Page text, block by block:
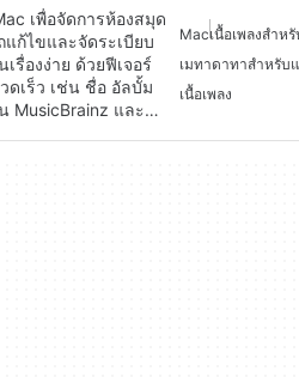
เพื่อจัดการห้องสมุด
ก้ไขและจัดระเบียบ
รื่องง่าย ด้วยฟีเจอร์
ดเร็ว เช่น ชื่อ อัลบั้ม
MusicBrainz และ…
Macเนื้อเพลงสำห
เมทาดาทาสำหรับ
เนื้อเพลง